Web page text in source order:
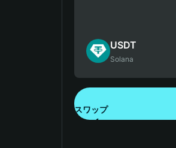
USDT
Solana
スワップ